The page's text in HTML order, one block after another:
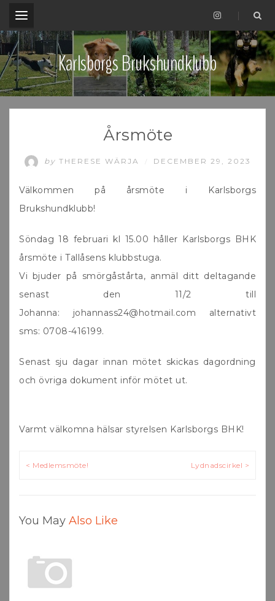
.
Karlsborgs Brukshundklubb
Årsmöte
by THERESE WÄRJA DECEMBER 29, 2023
Välkommen på årsmöte i Karlsborgs
Brukshundklubb!
Söndag 18 februari kl 15.00 håller Karlsborgs BHK
årsmöte i Tallåsens klubbstuga.
Vi bjuder på smörgåstårta, anmäl ditt deltagande
senast den 11/2 till
Johanna: johannass24@hotmail.com alternativt
sms: 0708-416199.
Senast sju dagar innan mötet skickas dagordning
och övriga dokument inför mötet ut.
Varmt välkomna hälsar styrelsen Karlsborgs BHK!
Inläggsnavigering
< Medlemsmöte! Lydnadscirkel >
You May Also Like